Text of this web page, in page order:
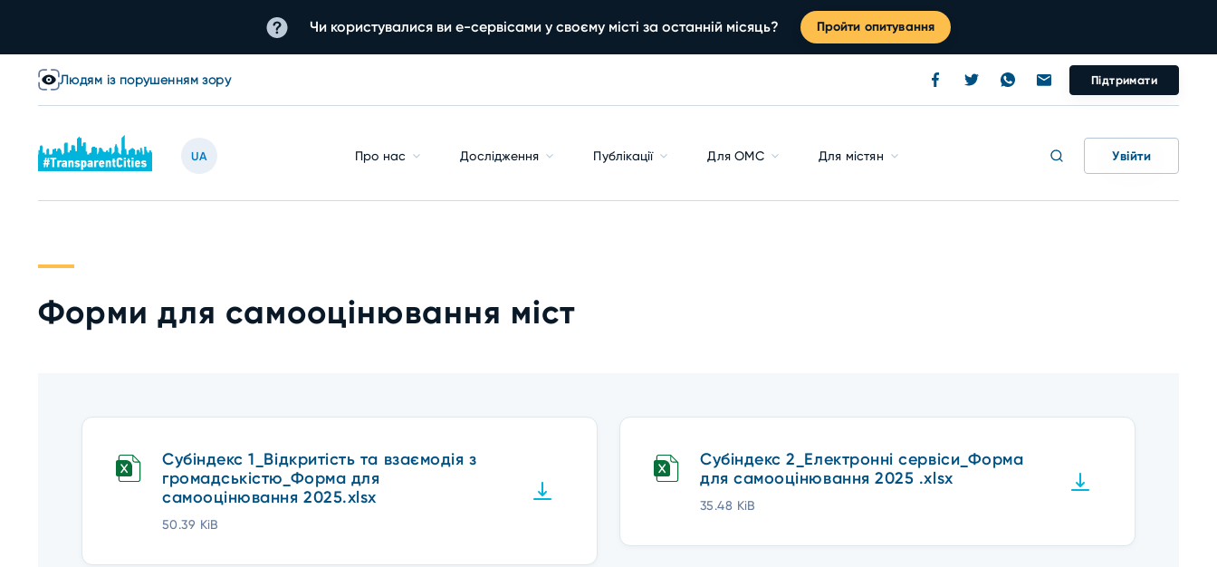
Чи користувалися ви е-сервісами у своєму місті за останній місяць? Пройти опитування
Людям із порушенням зору Підтримати
UA Про нас Дослідження Публікації Для ОМС Для містян Увійти
Форми для самооцінювання міст
Субіндекс 1_Відкритість та взаємодія з
громадськістю_Форма для
самооцінювання 2025.xlsx
50.39 KiB
Субіндекс 2_Електронні сервіси_Форма
для самооцінювання 2025 .xlsx
35.48 KiB